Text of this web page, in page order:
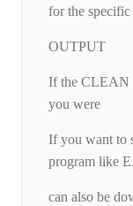
for the
OUTPUT
If the CLEAN
you were
If you want to
program like
can also be